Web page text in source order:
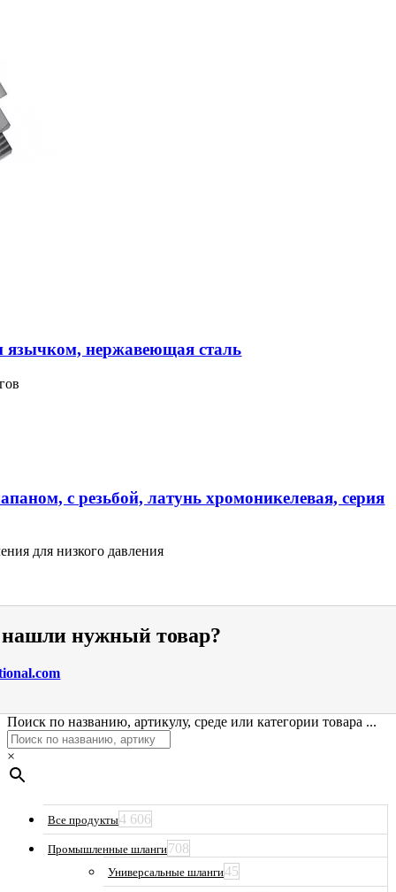
язычком, нержавеющая сталь
с резьбой, латунь хромоникелевая, серия
для низкого давления
нужный товар?
Поиск по названию, артикулу, среде или категории товара ...
×
Все продукты4 606
Промышленные шланги708
Универсальные шланги45